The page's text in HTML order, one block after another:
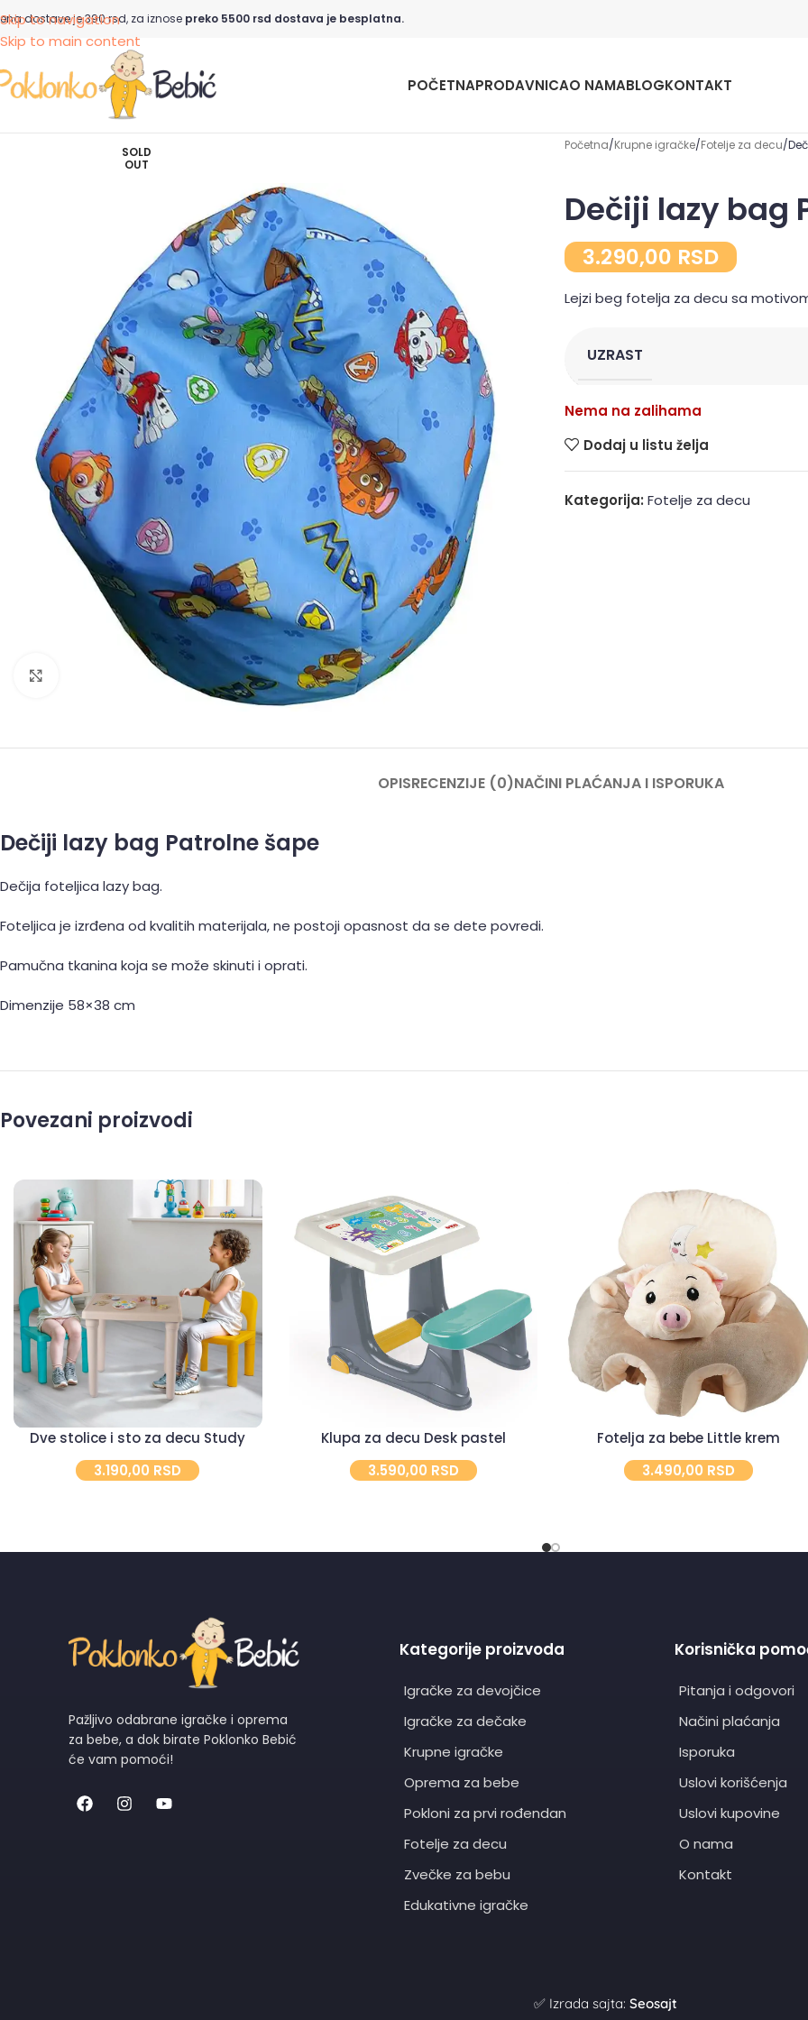
Skip to navigation
Skip to main content
dostave je 390 rsd, za iznose preko 5500 rsd dostava je besplatna.
POČETNAPRODAVNICAO NAMABLOGKONTAKT
SOLD
OUT
Click to enlarge
Početna Krupne igračke Fotelje za decu
Dečiji lazy bag
3.290,00 RSD
Lejzi beg fotelja za decu sa
UZRAST
Nema na zalihama
Dodaj u listu želja
Kategorija: Fotelje za decu
OPISRECENZIJE (0)NAČINI PLAĆANJA I ISPORUKA
Dečiji lazy bag Patrolne šape
Dečija foteljica lazy bag.
Foteljica je izrđena od kvalitih materijala, ne postoji opasnost da se dete povredi.
Pamučna tkanina koja se može skinuti i oprati.
Dimenzije 58×38 cm
Povezani proizvodi
Dve stolice i sto za decu Study
3.190,00 RSD
Klupa za decu Desk pastel
3.590,00 RSD
Fotelja za bebe Little krem
3.490,00 RSD
Pažljivo odabrane igračke i oprema
za bebe, a dok birate Poklonko Bebić
će vam pomoći!
Kategorije proizvoda
Igračke za devojčice
Igračke za dečake
Krupne igračke
Oprema za bebe
Pokloni za prvi rođendan
Fotelje za decu
Zvečke za bebu
Edukativne igračke
Korisnička
Pitanja i odgovori
Načini plaćanja
Isporuka
Uslovi korišćenja
Uslovi kupovine
O nama
Kontakt
✅ Izrada sajta:Seosajt